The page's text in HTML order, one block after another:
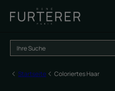
Startseite Coloriertes Haar